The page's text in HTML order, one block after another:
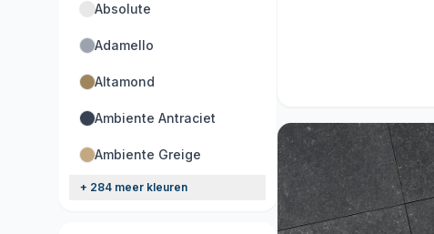
Absolute
Adamello
Altamond
Ambiente Antraciet
Ambiente Greige
+ 284 meer kleuren